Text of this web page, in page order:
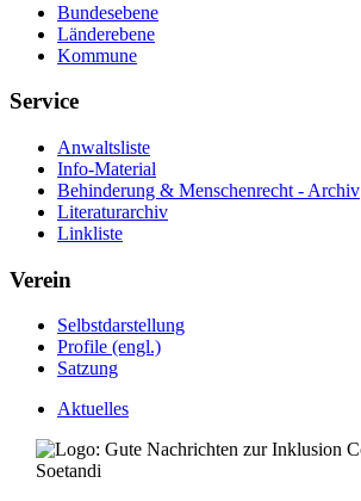
Bundesebene
Länderebene
Kommune
Service
Anwaltsliste
Info-Material
Behinderung & Menschenrecht - Archiv
Literaturarchiv
Linkliste
Verein
Selbstdarstellung
Profile (engl.)
Satzung
Aktuelles